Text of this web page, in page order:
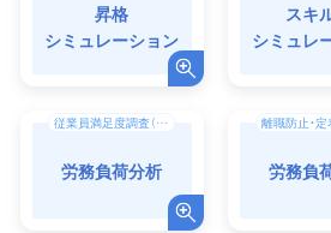
昇格
シミュレーション
スキ
シミュレ
従業員満足度調査（ES調査）・エンゲージメント向上
労務負荷分析
離職防止・
労務負